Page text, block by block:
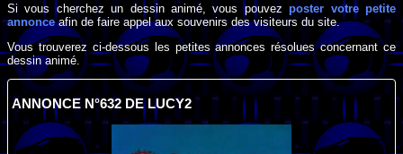
Si vous cherchez un dessin animé, vous pouvezposter votre petite
annonceafin de faire appel aux souvenirs des visiteurs du site.
Vous trouverez ci-dessous les petites annonces résolues concernant ce
dessin animé.
ANNONCE N°632 DE LUCY2